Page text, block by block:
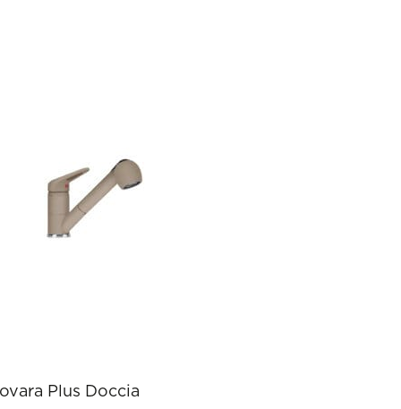
Plus Doccia